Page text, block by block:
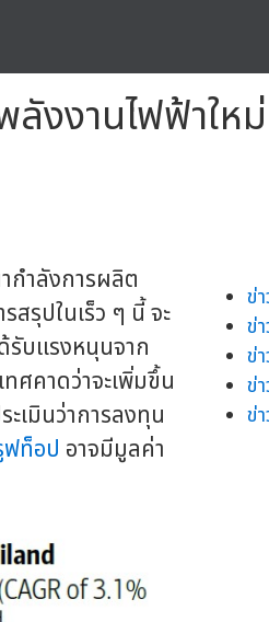
งานไฟฟ้าให
กำลังการผลิต
รุปในเร็ว ๆ นี้ จะ
รับแรงหนุนจาก
ศคาดว่าจะเพิ่มขึ้น
เมินว่าการลงทุน
ฟท็อป อาจมีมูลค่า
ข่
ข่
ข่
ข่
ข่